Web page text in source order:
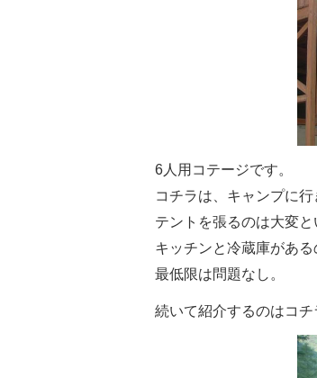
6人用コテージです。
コチラは、キャンプに
テントを張るのは大変
キッチンと冷蔵庫があ
最低限は問題なし。
続いて紹介するのはコチ